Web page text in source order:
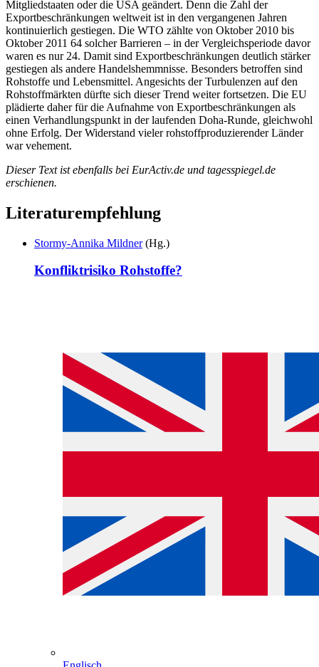
Mitgliedstaaten oder die USA geändert. Denn die Zahl der
Exportbeschränkungen weltweit ist in den vergangenen Jahren
kontinuierlich gestiegen. Die WTO zählte von Oktober 2010 bis
Oktober 2011 64 solcher Barrieren – in der Vergleichsperiode davor
waren es nur 24. Damit sind Exportbeschränkungen deutlich stärker
gestiegen als andere Handelshemmnisse. Besonders betroffen sind
Rohstoffe und Lebensmittel. Angesichts der Turbulenzen auf den
Rohstoffmärkten dürfte sich dieser Trend weiter fortsetzen. Die EU
plädierte daher für die Aufnahme von Exportbeschränkungen als
einen Verhandlungspunkt in der laufenden Doha-Runde, gleichwohl
ohne Erfolg. Der Widerstand vieler rohstoffproduzierender Länder
war vehement.
Dieser Text ist ebenfalls bei EurActiv.de und tagesspiegel.de
erschienen.
Literaturempfehlung
Stormy-Annika Mildner(Hg.)
Konfliktrisiko Rohstoffe?